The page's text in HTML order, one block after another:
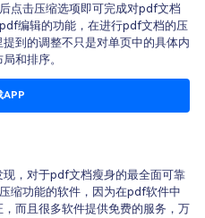
点击压缩选项即可完成对pdf文档
编辑的功能，在进行pdf文档的压
到的调整不只是对单页中的具体内
和排序。
APP
，对于pdf文档瘦身的最全面可靠
缩功能的软件，因为在pdf软件中
而且很多软件提供免费的服务，万